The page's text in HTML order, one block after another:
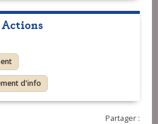
Actions
d'info
Partager :